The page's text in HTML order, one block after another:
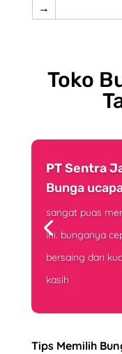
→
Toko
PT Sentra
Bunga
sangat puas
ini. bunganya
bersaing dan
kasih
Tips Memilih